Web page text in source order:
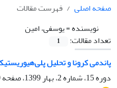
صفحه اصلی
فهرست مقالات
نویسنده =یوسفی، امین
تعداد مقالات:
1
پاندمی کرونا و تحلیل
دوره 15، شماره 2، بهار 1399، صفحه